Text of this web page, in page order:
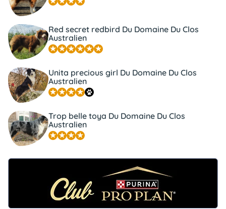
Red secret redbird Du Domaine Du Clos
Australien
Unita precious girl Du Domaine Du Clos
Australien
Trop belle toya Du Domaine Du Clos
Australien